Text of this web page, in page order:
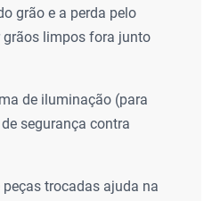
grão e a perda pelo
grãos limpos fora junto
de iluminação (para
segurança contra
trocadas ajuda na